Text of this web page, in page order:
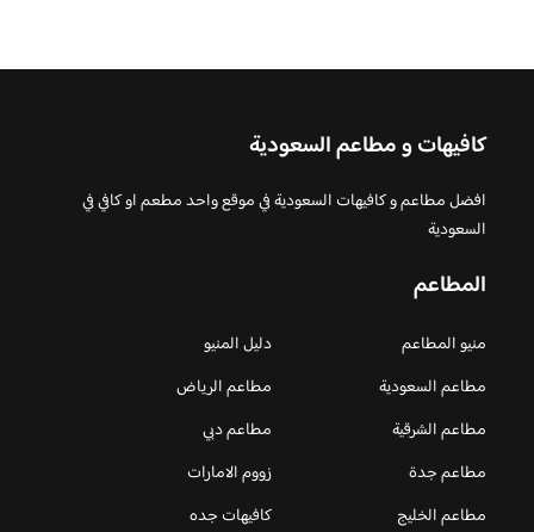
كافيهات و مطاعم السعودية
افضل مطاعم و كافيهات السعودية في موقع واحد مطعم او كافي في
السعودية
المطاعم
منيو المطاعم
دليل المنيو
مطاعم السعودية
مطاعم الرياض
مطاعم الشرقية
مطاعم دبي
مطاعم جدة
زووم الامارات
مطاعم الخليج
كافيهات جده